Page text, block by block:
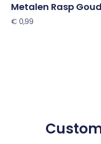
Metalen Rasp Goud
€ 0,99